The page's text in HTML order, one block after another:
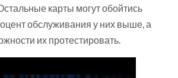
карты могут обойтись
обслуживания у них выше, а
их протестировать.